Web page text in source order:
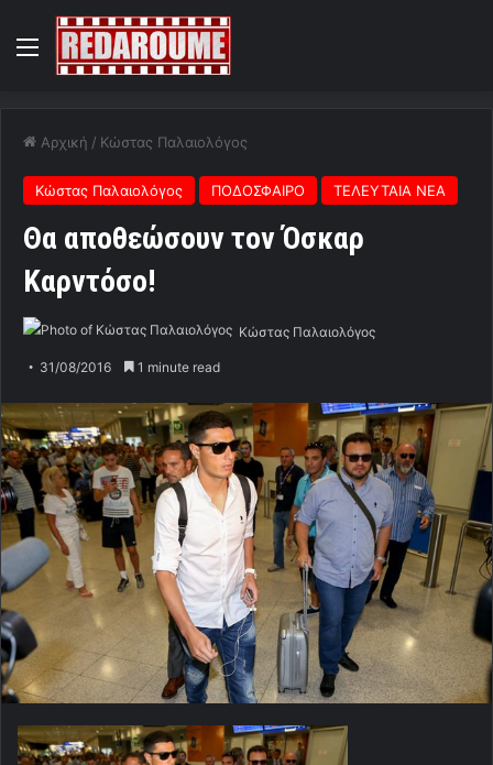
Menu
Αρχική / Κώστας Παλαιολόγος
Κώστας Παλαιολόγος ΠΟΔΟΣΦΑΙΡΟ ΤΕΛΕΥΤΑΙΑ ΝΕΑ
Θα αποθεώσουν τον Όσκαρ
Καρντόσο!
Κώστας Παλαιολόγος
31/08/2016 1 minute read